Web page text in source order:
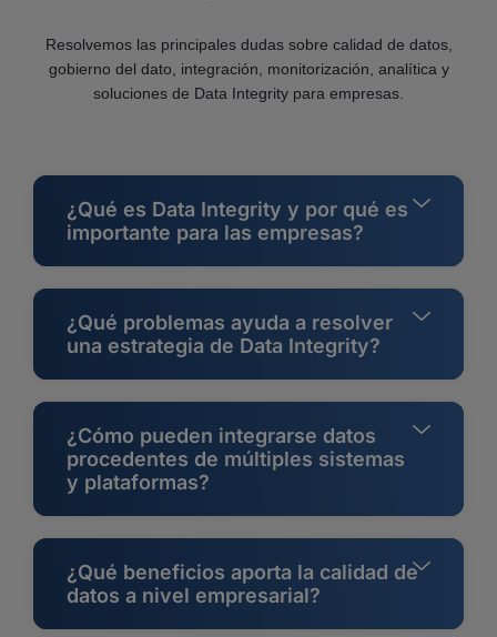
Resolvemos las principales dudas sobre calidad de datos,
gobierno del dato, integración, monitorización, analítica y
soluciones de Data Integrity para empresas.
¿Qué es Data Integrity y por qué es
importante para las empresas?
¿Qué problemas ayuda a resolver
una estrategia de Data Integrity?
¿Cómo pueden integrarse datos
procedentes de múltiples sistemas
y plataformas?
¿Qué beneficios aporta la calidad de
datos a nivel empresarial?